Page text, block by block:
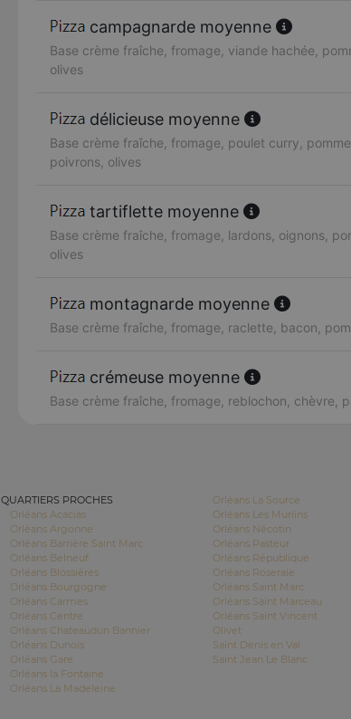
campagnarde moyenne
Base crème fraîche, fromage, viande hachée,
olives
délicieuse moyenne
Base crème fraîche, fromage, poulet curry,
poivrons, olives
tartiflette moyenne
Base crème fraîche, fromage, lardons, oignons,
olives
montagnarde moyenne
Base crème fraîche, fromage, raclette, bacon,
crémeuse moyenne
Base crème fraîche, fromage, reblochon, chèvre,
QUARTIERS PROCHES
Orléans Acacias
Orléans Argonne
Orléans Barrière Saint Marc
Orléans Belneuf
Orléans Blossières
Orléans Bourgogne
Orléans Carmes
Orléans Centre
Orléans Chateaudun Bannier
Orléans Dunois
Orléans Gare
Orléans la Fontaine
Orléans La Madeleine
Orléans La Source
Orléans Les Murlins
Orléans Nécotin
Orléans Pasteur
Orléans République
Orléans Roseraie
Orléans Saint Marc
Orléans Saint Marceau
Orléans Saint Vincent
Olivet
Saint Denis en Val
Saint Jean Le Blanc